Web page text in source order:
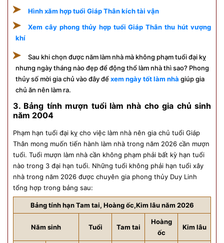
Hình xăm hợp tuổi Giáp Thân kích tài vận
Xem cây phong thủy hợp tuổi Giáp Thân thu hút vượng
khí
Sau khi chọn được năm làm nhà mà không phạm tuổi đại kỵ
nhưng ngày tháng nào đẹp để động thổ làm nhà thì sao? Phong
thủy số mời gia chủ vào đây đểxem ngày tốt làm nhà giúp gia
chủ ăn nên làm ra.
3. Bảng tính mượn tuổi làm nhà cho gia chủ sinh
năm 2004
Phạm hạn tuổi đại kỵ cho việc làm nhà nên gia chủ tuổi Giáp
Thân mong muốn tiến hành làm nhà trong năm 2026 cần mượn
tuổi. Tuổi mượn làm nhà cần không phạm phải bất kỳ hạn tuổi
nào trong 3 đại hạn tuổi. Những tuổi không phải hạn tuổi xây
nhà trong năm 2026 được chuyên gia phong thủy Duy Linh
tổng hợp trong bảng sau:
Bảng tính hạn Tam tai, Hoàng ốc,Kim lâu năm 2026
Năm sinh Tuổi Tam tai
Hoàng
ốc
Kim lâu